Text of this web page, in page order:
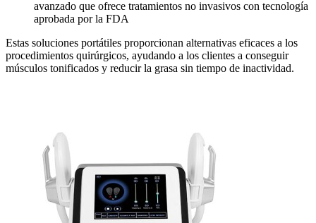
avanzado que ofrece tratamientos no invasivos con tecnología
aprobada por la FDA
Estas soluciones portátiles proporcionan alternativas eficaces a los
procedimientos quirúrgicos, ayudando a los clientes a conseguir
músculos tonificados y reducir la grasa sin tiempo de inactividad.